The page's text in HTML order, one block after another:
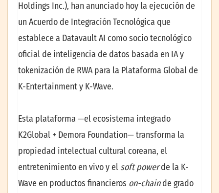
Holdings Inc.), han anunciado hoy la ejecución de
un Acuerdo de Integración Tecnológica que
establece a Datavault AI como socio tecnológico
oficial de inteligencia de datos basada en IA y
tokenización de RWA para la Plataforma Global de
K-Entertainment y K-Wave.
Esta plataforma —el ecosistema integrado
K2Global + Demora Foundation— transforma la
propiedad intelectual cultural coreana, el
entretenimiento en vivo y el soft powerde la K-
Wave en productos financieros on-chainde grado